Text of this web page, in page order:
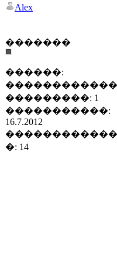
Alex
�������
������:
������������
���������: 1
�����������:
16.7.2012
������������
�: 14